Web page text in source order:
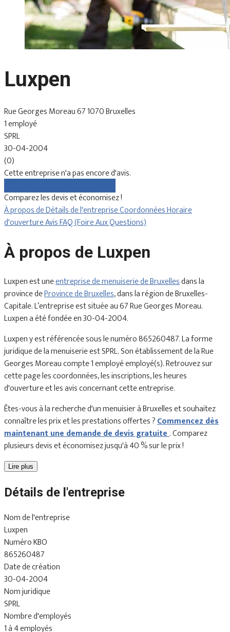
Luxpen
Rue Georges Moreau 67 1070 Bruxelles
1 employé
SPRL
30-04-2004
(0)
Cette entreprise n'a pas encore d'avis.
Comparez les devis et économisez !
À propos deDétails de l'entrepriseCoordonnéesHoraire
d'ouvertureAvisFAQ (Foire Aux Questions)
À propos de Luxpen
Luxpen est uneentreprise de menuiserie de Bruxellesdans la
province deProvince de Bruxelles, dans la région de Bruxelles-
Capitale. L’entreprise est située au 67 Rue Georges Moreau.
Luxpen a été fondée en 30-04-2004.
Luxpen y est référencée sous le numéro 865260487. La forme
juridique de la menuiserie est SPRL. Son établissement de la Rue
Georges Moreau compte 1 employé employé(s). Retrouvez sur
cette page les coordonnées, les inscriptions, les heures
d'ouverture et les avis concernant cette entreprise.
Êtes-vous à la recherche d'un menuisier à Bruxelles et souhaitez
connaître les prix et les prestations offertes ?Commencez dès
maintenant une demande de devis gratuite. Comparez
plusieurs devis et économisez jusqu'à 40 % sur le prix !
Lire plus
Détails de l'entreprise
Nom de l'entreprise
Luxpen
Numéro KBO
865260487
Date de création
30-04-2004
Nom juridique
SPRL
Nombre d'employés
1 à 4 employés